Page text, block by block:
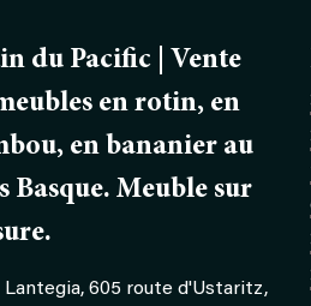
du Pacific | Vente
en rotin, en
en bananier au
Basque. Meuble sur
Lantegia, 605 route d'Ustaritz,